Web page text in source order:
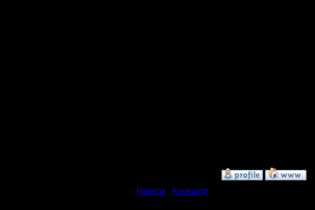
Наверх
К началу